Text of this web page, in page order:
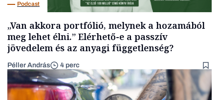
Podcast
„Van akkora portfólió, melynek a hozamából
meg lehet élni.” Elérhető-e a passzív
jövedelem és az anyagi függetlenség?
Péller András 4 perc